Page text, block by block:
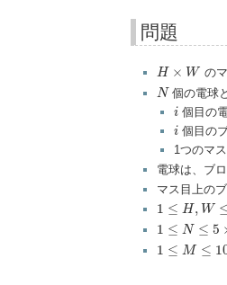
問題
H × W
H×W の
N
N個の電球
i 個目の
i 個目の
1つのマ
電球は、ブ
マス目上の
1 ≤ H, W
1 H W ≤
1 ≤ N ≤ 5
1 N ≤5 105
1 ≤ M ≤
≤ 10